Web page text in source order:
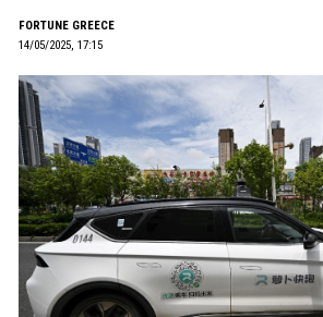
FORTUNE GREECE
14/05/2025, 17:15